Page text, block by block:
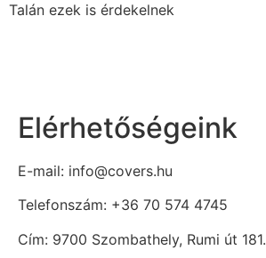
Talán ezek is érdekelnek
Elérhetőségeink
E-mail: info@covers.hu
Telefonszám: +36 70 574 4745
Cím: 9700 Szombathely, Rumi út 181.